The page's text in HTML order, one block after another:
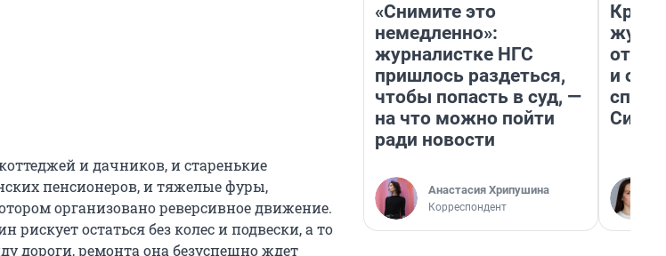
и дачников, и старенькие
пенсионеров, и тяжелые фуры,
организовано реверсивное движение.
остаться без колес и подвески, а то
дороги, ремонта она безуспешно ждет
«Снимите это
немедленно»:
журналистке НГС
пришлось раздеться,
чтобы попасть в суд, —
на что можно пойти
ради новости
Анастасия Хрипушина
Корреспондент
и